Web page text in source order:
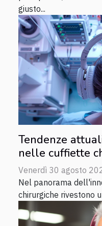
giusto...
Tendenze
nelle cuffiette
Venerdì 30 agosto
Nel panorama
chirurgiche rivestono